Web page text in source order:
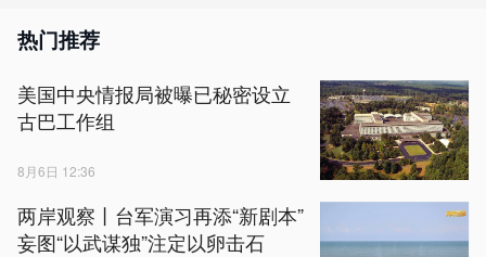
热门推荐
美国中央情报局被曝已秘密设立
古巴工作组
8月6日 12:36
两岸观察丨台军演习再添“新剧本”
妄图“以武谋独”注定以卵击石